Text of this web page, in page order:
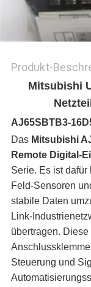
Produkt-
Mitsubishi
AJ65SBTB3-
Das Mitsubishi
Remote Digital-
Serie. Es ist
Feld-Sensoren
stabile Daten
Link-
übertragen.
Steuerung und